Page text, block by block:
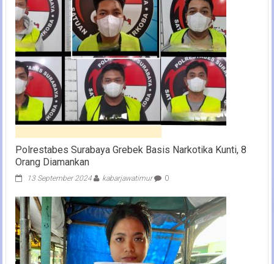
Polrestabes Surabaya Grebek Basis Narkotika Kunti, 8
Orang Diamankan
13 September 2024 kabarjawatimur 0